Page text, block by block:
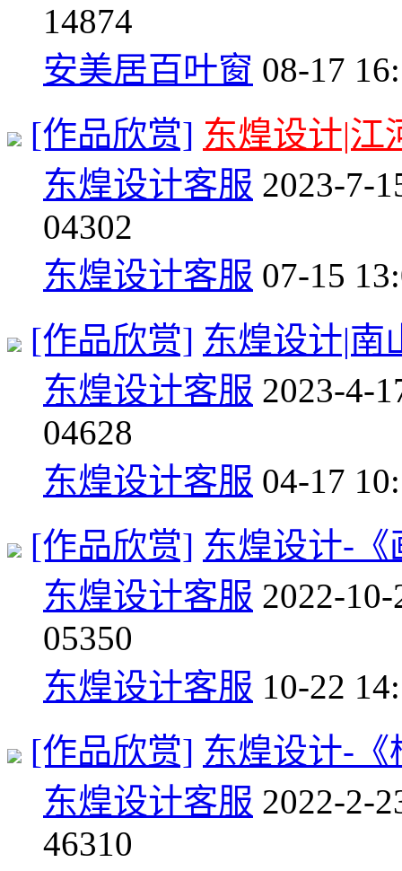
14874
安美居百叶窗 08-17
[作品欣赏] 东煌设计|江
东煌设计客服 2023-7-
04302
东煌设计客服 07-15
[作品欣赏] 东煌设计|南
东煌设计客服 2023-4-
04628
东煌设计客服 04-17
[作品欣赏] 东煌设计-
东煌设计客服 2022-10-
05350
东煌设计客服 10-22
[作品欣赏] 东煌设计-《
东煌设计客服 2022-2-
46310